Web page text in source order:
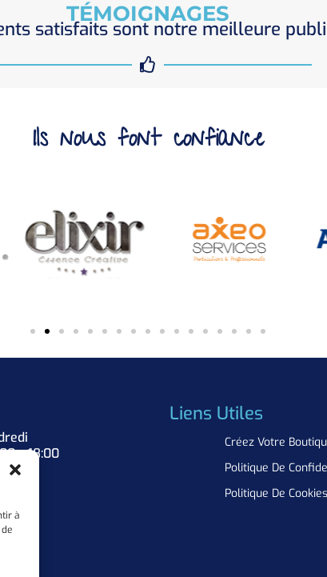
à
TÉMOIGNAGES
satisfaits sont notre meilleure
Ils nous font confiance
– 18:00
Liens Utiles
Créez Votre
Politique De
Politique De